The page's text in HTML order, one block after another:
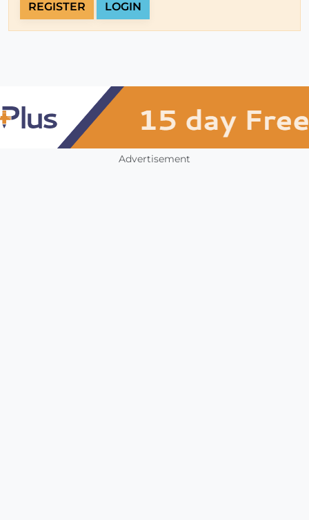
REGISTER LOGIN
Advertisement